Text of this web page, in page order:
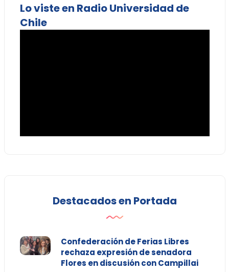
Lo viste en Radio Universidad de
Chile
Destacados en Portada
Confederación de Ferias Libres
rechaza expresión de senadora
Flores en discusión con Campillai